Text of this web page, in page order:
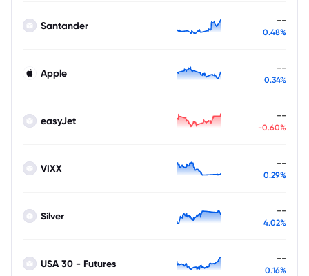
Santander --
0.48%
Apple --
0.34%
easyJet --
-0.60%
VIXX --
0.29%
Silver --
4.02%
USA 30 - Futures --
0.16%